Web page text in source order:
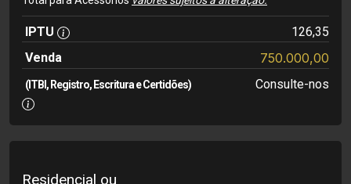
IPTU
126,35
Venda
750.000,00
(ITBI, Registro, Escritura e Certidões) Consulte-nos
Residencial ou